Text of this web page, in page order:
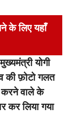
के लिए यहाँ
योगी
की फ़ोटो गलत
करने वाले के
कर लिया गया